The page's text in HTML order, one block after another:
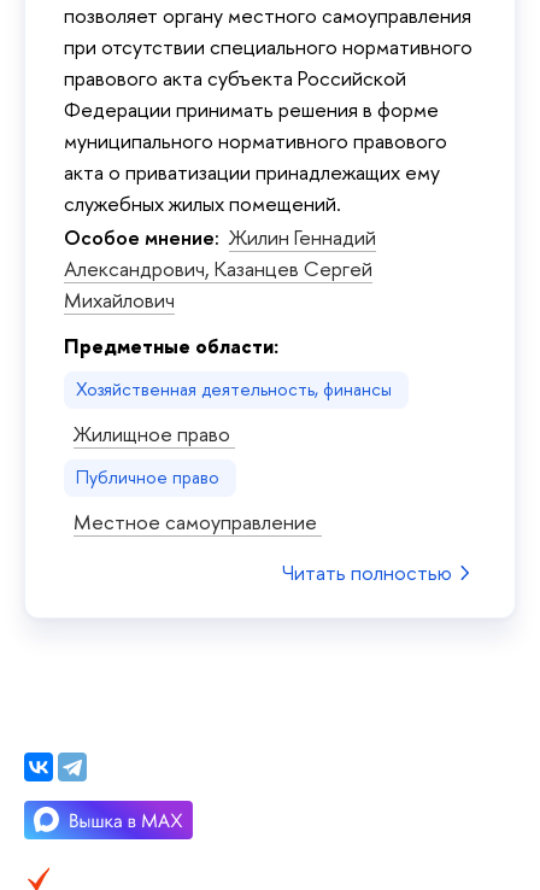
позволяет органу местного самоуправления
при отсутствии специального нормативного
правового акта субъекта Российской
Федерации принимать решения в форме
муниципального нормативного правового
акта о приватизации принадлежащих ему
служебных жилых помещений.
Особое мнение: Жилин Геннадий
Александрович, Казанцев Сергей
Михайлович
Предметные области:
Хозяйственная деятельность, финансы
Жилищное право
Публичное право
Местное самоуправление
Читать полностью